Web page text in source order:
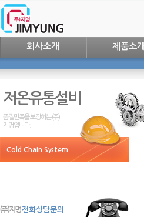
회사소개 제품소개
저온유통설비
품질만족을 보장하는 (주)
지명입니다.
Cold Chain System
(주)지명전화상담문의